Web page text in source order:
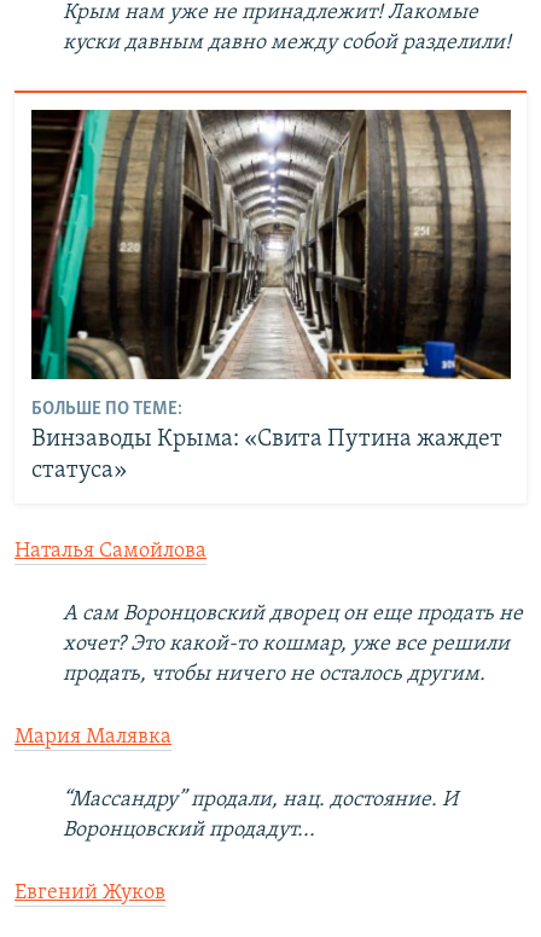
Крым нам уже не принадлежит! Лакомые
куски давным давно между собой разделили!
БОЛЬШЕ ПО ТЕМЕ:
Винзаводы Крыма: «Свита Путина жаждет
статуса»
Наталья Самойлова
А сам Воронцовский дворец он еще продать не
хочет? Это какой-то кошмар, уже все решили
продать, чтобы ничего не осталось другим.
Мария Малявка
“Массандру” продали, нац. достояние. И
Воронцовский продадут...
Евгений Жуков